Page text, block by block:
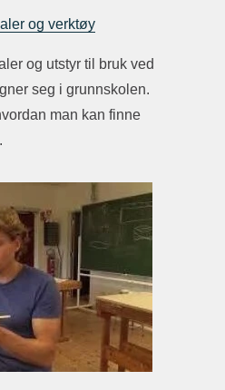
og verktøy
og utstyr til bruk ved
seg i grunnskolen.
man kan finne